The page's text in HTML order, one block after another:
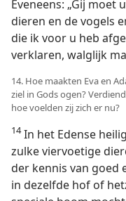
Eveneens: „Gij moet
dieren en de vogels
die ik voor u heb
verklaren, walglijk
14. Hoe maakten Eva en
ziel in Gods ogen?
hoe voelden zij zich er nu?
14In het Edense
zulke viervoetige
der kennis van goed
in dezelfde hof of